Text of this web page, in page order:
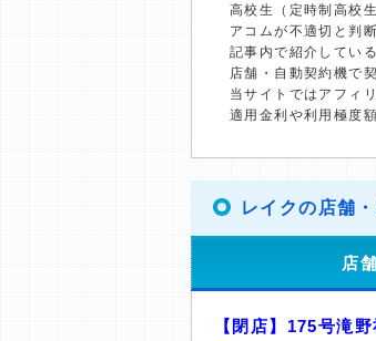
高校生（定時制高校
アコムが不適切と判
記事内で紹介してい
店舗・自動契約機で
当サイトではアフィ
適用金利や利用極度
レイクの店舗
店
【閉店】175号滝